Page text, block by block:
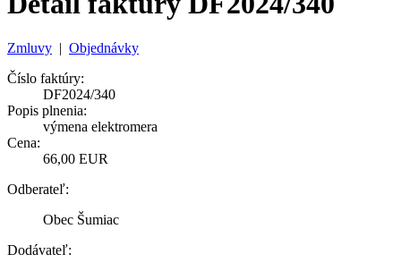
Zmluvy | Objednávky
Číslo faktúry:
DF2024/340
Popis plnenia:
výmena elektromera
Cena:
66,00 EUR
Odberateľ:
Obec Šumiac
Dodávateľ: